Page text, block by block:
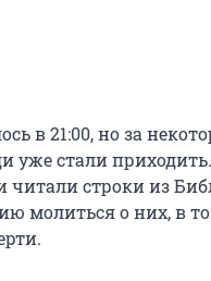
в 21:00, но за
уже стали
читали строки из
молиться о них, в